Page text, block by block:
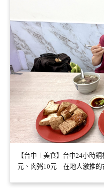
【台中〡美食】台中24小時
元、肉粥10元 在地人激推的